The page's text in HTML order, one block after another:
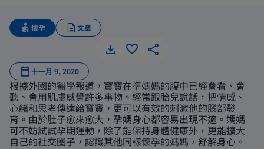
懷孕 文章
十一月 9, 2020
根據外國的醫學報道，寶寶在準媽媽的腹中已經會看、會
聽、會用肌膚感覺許多事物。經常跟胎兒說話，把情感、
心緒和思考傳達給寶寶，更可以有效的刺激他的腦部發
育。由於肚子愈來愈大，孕媽身心都容易出現不適。媽媽
可不妨試試孕期運動，除了能保持身體健康外，更能擴大
自己的社交圈子，認識其他同樣懷孕的媽媽，舒解身心。